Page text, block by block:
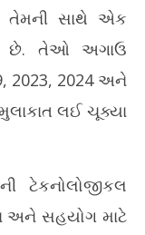
તેમની સાથે એક
છે. તેઓ અગાઉ
2023, 2024 અને
મુલાકાત લઈ ચૂક્યા
ટેકનોલોજીકલ
અને સહયોગ માટે